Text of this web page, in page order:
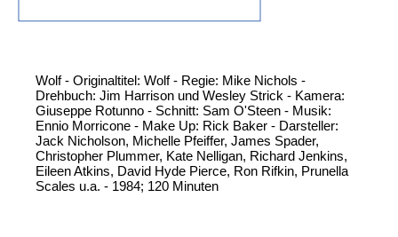
Wolf - Originaltitel: Wolf - Regie: Mike Nichols -
Drehbuch: Jim Harrison und Wesley Strick - Kamera:
Giuseppe Rotunno - Schnitt: Sam O'Steen - Musik:
Ennio Morricone - Make Up: Rick Baker - Darsteller:
Jack Nicholson, Michelle Pfeiffer, James Spader,
Christopher Plummer, Kate Nelligan, Richard Jenkins,
Eileen Atkins, David Hyde Pierce, Ron Rifkin, Prunella
Scales u.a. - 1984; 120 Minuten